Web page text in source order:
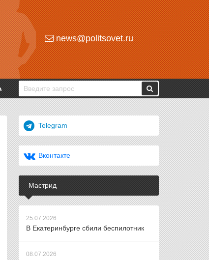
news@politsovet.ru
Telegram
Вконтакте
Мастрид
25.07.2026
В Екатеринбурге сбили беспилотник
08.07.2026